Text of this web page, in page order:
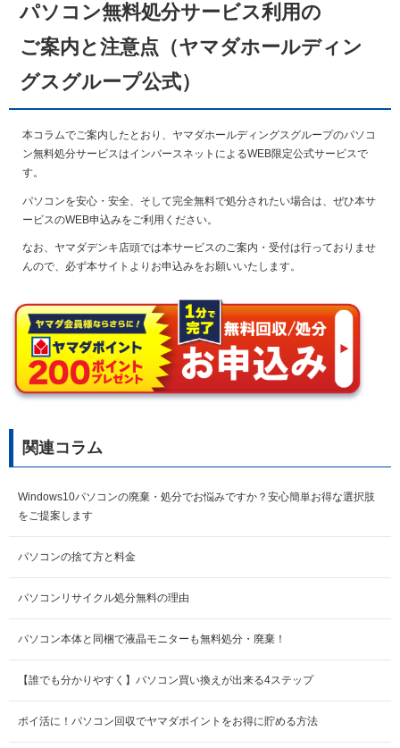
パソコン無料処分サービス利用の
ご案内と注意点（ヤマダホールディン
グスグループ公式）
本コラムでご案内したとおり、ヤマダホールディングスグループのパソコ
ン無料処分サービスはインバースネットによるWEB限定公式サービスで
す。
パソコンを安心・安全、そして完全無料で処分されたい場合は、ぜひ本サ
ービスのWEB申込みをご利用ください。
なお、ヤマダデンキ店頭では本サービスのご案内・受付は行っておりませ
んので、必ず本サイトよりお申込みをお願いいたします。
関連コラム
Windows10パソコンの廃棄・処分でお悩みですか？安心簡単お得な選択肢
をご提案します
パソコンの捨て方と料金
パソコンリサイクル処分無料の理由
パソコン本体と同梱で液晶モニターも無料処分・廃棄！
【誰でも分かりやすく】パソコン買い換えが出来る4ステップ
ポイ活に！パソコン回収でヤマダポイントをお得に貯める方法